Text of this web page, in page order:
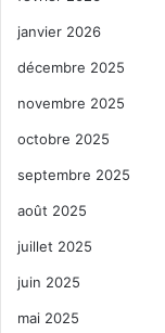
janvier 2026
décembre 2025
novembre 2025
octobre 2025
septembre 2025
août 2025
juillet 2025
juin 2025
mai 2025